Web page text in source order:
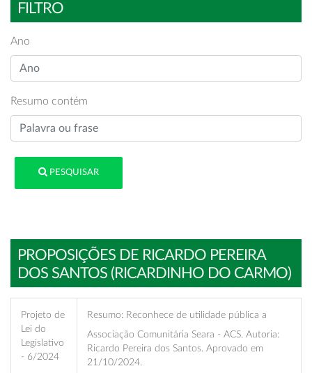
FILTRO
Ano
Resumo contém
PESQUISAR
PROPOSIÇÕES DE RICARDO PEREIRA
DOS SANTOS (RICARDINHO DO CARMO)
Projeto de
Lei do
Legislativo
- 6/2024
Resumo: Reconhece de utilidade pública a
Associação Comunitária Seara - ACS. Autoria:
Ricardo Pereira dos Santos. Aprovado em
21/10/2024.